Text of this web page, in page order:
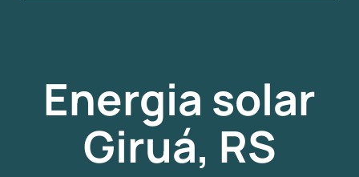
Energia solar
Giruá, RS